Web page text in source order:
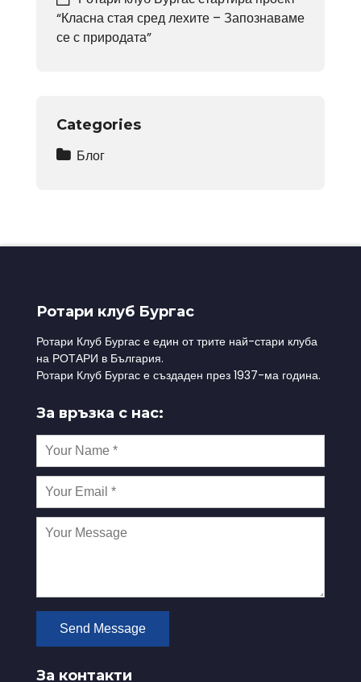
“Класна стая сред лехите – Запознаваме
се с природата”
Categories
Блог
Ротари клуб Бургас
Ротари Клуб Бургас е един от трите най-стари клуба
на РОТАРИ в България.
Ротари Клуб Бургас е създаден през 1937-ма година.
За връзка с нас:
За контакти